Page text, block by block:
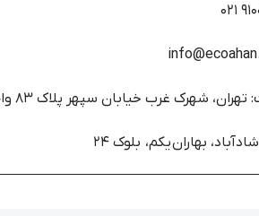
شهرک غرب خیابان سپهر پلاک 83 واحد یک
شادآباد، بهاران یکم، بلوک 24